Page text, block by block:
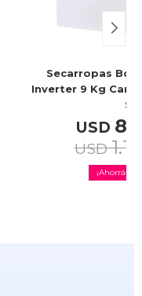
Secarropas
Inverter 9 Kg
S
USD
USD